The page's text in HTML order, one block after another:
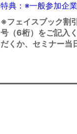
特典：※一般参加企
※フェイスブック割
号（6桁）をご記入
だくか、セミナー当